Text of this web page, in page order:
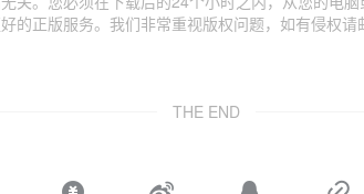
的正版服务。我们非常重视版权问题，如有侵权请
THE END